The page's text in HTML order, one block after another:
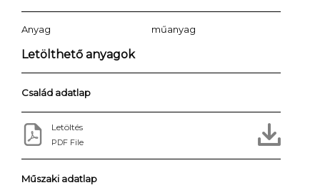
Anyag műanyag
Letölthető anyagok
Család adatlap
Letöltés
PDF File
Műszaki adatlap